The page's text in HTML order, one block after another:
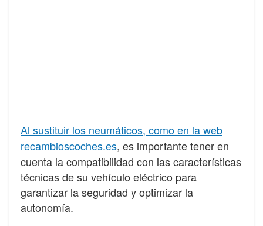
Al sustituir los neumáticos, como en la web
recambioscoches.es, es importante tener en
cuenta la compatibilidad con las características
técnicas de su vehículo eléctrico para
garantizar la seguridad y optimizar la
autonomía.